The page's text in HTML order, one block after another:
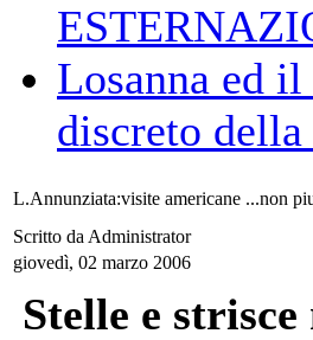
Losanna ed
discreto
L.Annunziata:visite americane ...non
Scritto da Administrator
giovedì, 02 marzo 2006
Stelle e